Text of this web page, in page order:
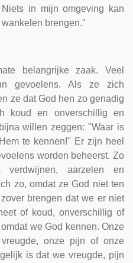
in mijn omgeving kan
brengen."
belangrijke zaak. Veel
gevoelens. Als ze zich
ze dat God hen zo genadig
koud en onverschillig en
willen zeggen: "Waar is
te kennen!" Er zijn heel
worden beheerst. Zo
aarzelen en
zo, omdat ze God niet ten
brengen dat we er niet
of koud, onverschillig of
we God kennen. Onze
onze pijn of onze
is dat we vreugde, pijn